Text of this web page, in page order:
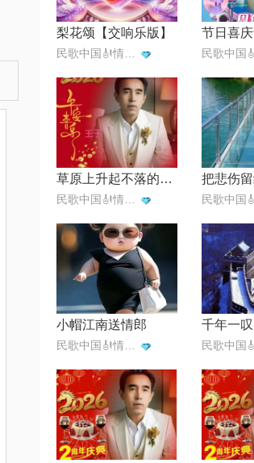
梨花颂【交响乐版】
草原上升起不落的太阳 把悲伤
小帽江南送情郎 千年一叹